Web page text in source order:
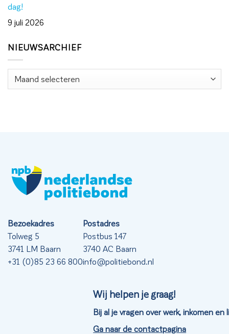
dag!
9 juli 2026
NIEUWSARCHIEF
Nieuwsarchief
Bezoekadres
Tolweg 5
3741 LM Baarn
+31 (0)85 23 66 800
Postadres
Postbus 147
3740 AC Baarn
info@politiebond.nl
Wij helpen je graag!
Bij al je vragen over werk, inkomen en
Ga naar de contactpagina